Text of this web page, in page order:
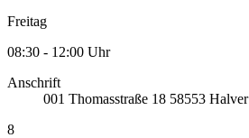
Freitag
08:30 - 12:00 Uhr
Anschrift
001 Thomasstraße 18 58553 Halver
8